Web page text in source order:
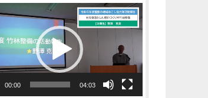
画
プ
レ
ー
00:00 04:03